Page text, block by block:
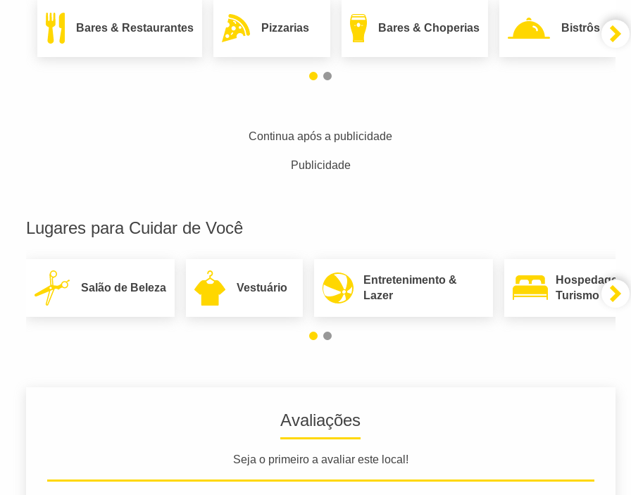
Bares & Restaurantes Pizzarias Bares & Choperias Bistrôs
Continua após a publicidade
Publicidade
Lugares para Cuidar de Você
Salão de Beleza Vestuário
Entretenimento &
Lazer
Hospedagem
Turismo
Avaliações
Seja o primeiro a avaliar este local!